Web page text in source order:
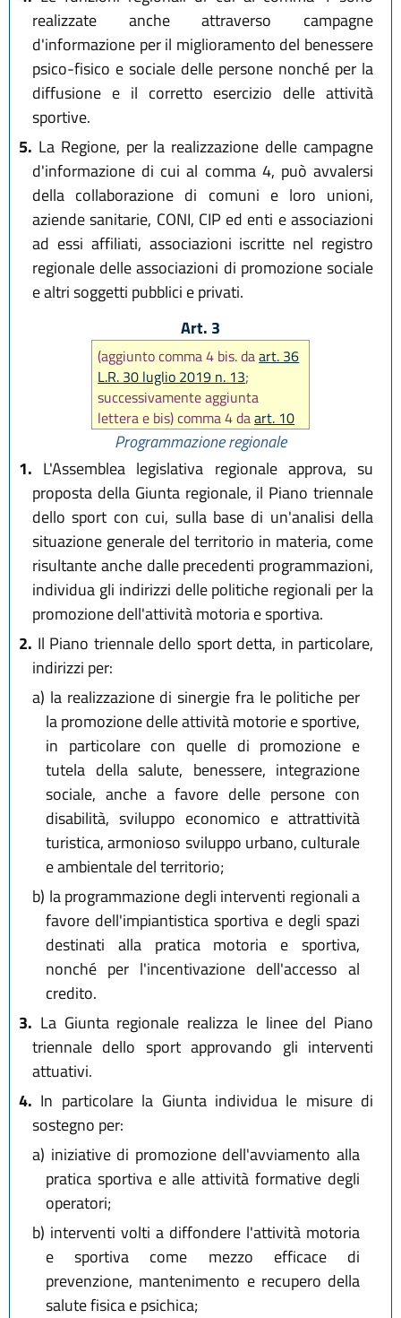
realizzate anche attraverso campagne
d'informazione per il miglioramento del benessere
psico-fisico e sociale delle persone nonché per la
diffusione e il corretto esercizio delle attività
sportive.
5. La Regione, per la realizzazione delle campagne
d'informazione di cui al comma 4, può avvalersi
della collaborazione di comuni e loro unioni,
aziende sanitarie, CONI, CIP ed enti e associazioni
ad essi affiliati, associazioni iscritte nel registro
regionale delle associazioni di promozione sociale
e altri soggetti pubblici e privati.
Art. 3
(aggiunto comma 4 bis. daart. 36
L.R. 30 luglio 2019 n. 13;
successivamente aggiunta
lettera e bis) comma 4 daart. 10
L.R. 13 maggio 2024, n.2)
Programmazione regionale
1. L'Assemblea legislativa regionale approva, su
proposta della Giunta regionale, il Piano triennale
dello sport con cui, sulla base di un'analisi della
situazione generale del territorio in materia, come
risultante anche dalle precedenti programmazioni,
individua gli indirizzi delle politiche regionali per la
promozione dell'attività motoria e sportiva.
2. Il Piano triennale dello sport detta, in particolare,
indirizzi per:
a) la realizzazione di sinergie fra le politiche per
la promozione delle attività motorie e sportive,
in particolare con quelle di promozione e
tutela della salute, benessere, integrazione
sociale, anche a favore delle persone con
disabilità, sviluppo economico e attrattività
turistica, armonioso sviluppo urbano, culturale
e ambientale del territorio;
b) la programmazione degli interventi regionali a
favore dell'impiantistica sportiva e degli spazi
destinati alla pratica motoria e sportiva,
nonché per l'incentivazione dell'accesso al
credito.
3. La Giunta regionale realizza le linee del Piano
triennale dello sport approvando gli interventi
attuativi.
4. In particolare la Giunta individua le misure di
sostegno per:
a) iniziative di promozione dell'avviamento alla
pratica sportiva e alle attività formative degli
operatori;
b) interventi volti a diffondere l'attività motoria
e sportiva come mezzo efficace di
prevenzione, mantenimento e recupero della
salute fisica e psichica;